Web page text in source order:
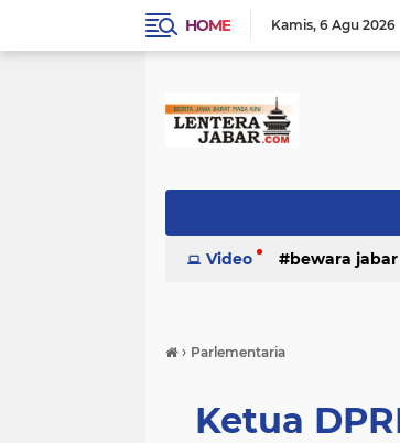
HOME Kamis 6 Agu 2026
Video bewara jabar
› Parlementaria
Ketua